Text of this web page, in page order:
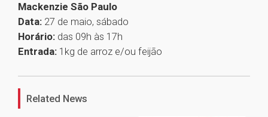
Mackenzie São Paulo
Data: 27 de maio, sábado
Horário: das 09h às 17h
Entrada: 1kg de arroz e/ou feijão
1
Related News